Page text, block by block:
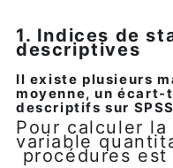
1. Indices de
descriptives
Il existe plusieurs
moyenne, un
descriptifs sur
Pour calculer la
variable
procédures